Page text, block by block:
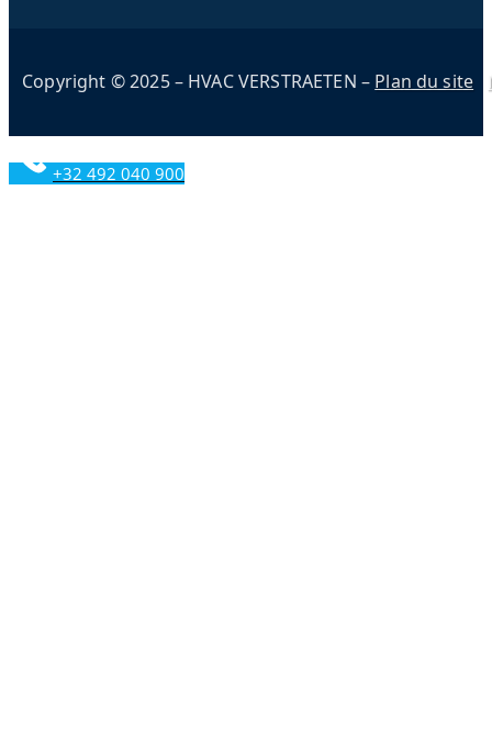
Copyright © 2025 – HVAC VERSTRAETEN – Plan du site
+32 492 040 900